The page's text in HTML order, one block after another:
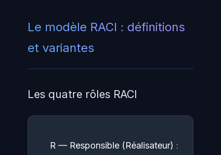
Le modèle RACI : définitions
et variantes
Les quatre rôles RACI
R — Responsible (Réalisateur) :